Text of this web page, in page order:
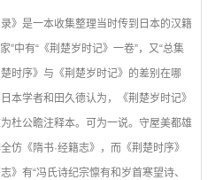
》是一本收集整理当时传到日本的汉籍
”中有“《荆楚岁时记》一卷”，又“总集
时序》与《荆楚岁时记》的差别在哪
本学者和田久德认为，《荆楚岁时记》
杜公瞻注释本。可为一说。守屋美都雄
仿《隋书·经籍志》，而《荆楚时序》
》有“冯氏诗纪宗懔有和岁首寒望诗、